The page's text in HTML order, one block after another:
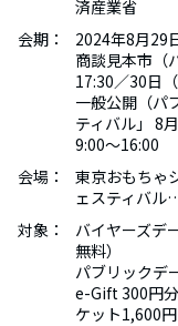
済産業省
会期：
2024年8月29
商談見本市（
17:30／30日
一般公開（パ
ティバル」 8
9:00～16:00
会場：
東京おもちゃ
ェスティバル
対象：
バイヤーズデ
無料）
パブリックデ
e-Gift 300円
ケット1,600円